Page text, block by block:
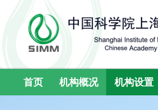
首页 机构概况 机构设置